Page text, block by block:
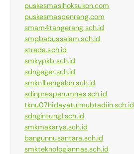
puskesmaslhoksukon.com
puskesmaspenrang.com
smam4tangerang.sch.id
smpbabussalam.sch.id
strada.sch.id
smkypkb.sch.id
sdngeger.sch.id
smkn1bengalon.sch.id
sdinpresperumnas.sch.id
tknu07hidayatulmubtadiin.sch.id
sdngintung1.sch.id
smkmakarya.sch.id
bangunnusantara.sch.id
smkteknologiannas.sch.id